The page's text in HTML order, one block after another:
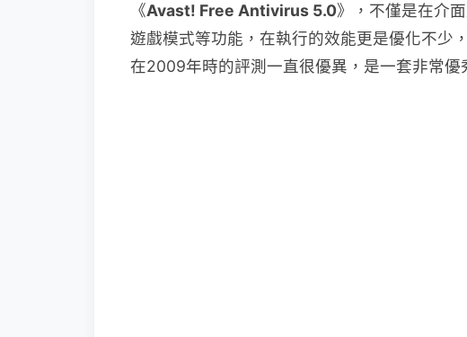
《Avast! Free Antivirus 5.0》，不僅是在介
遊戲模式等功能，在執行的效能更是優化不少
在2009年時的評測一直很優異，是一套非常優